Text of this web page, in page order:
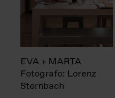
EVA + MARTA
Fotografo: Lorenz
Sternbach